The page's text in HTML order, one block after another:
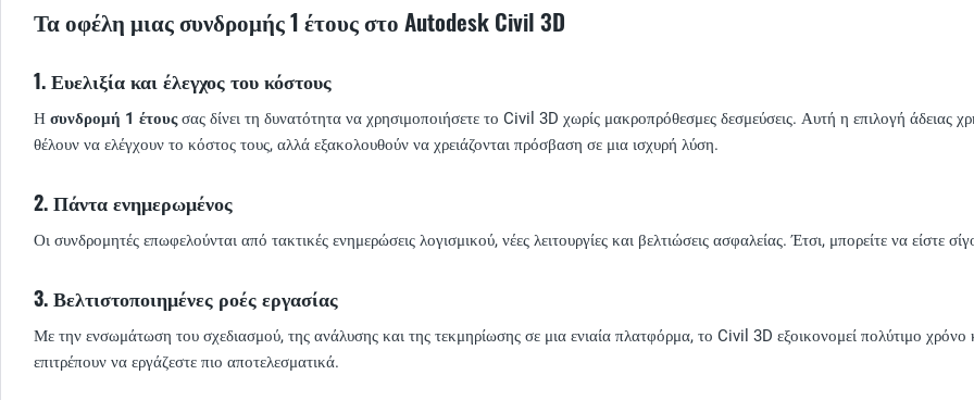
Τα οφέλη μιας συνδρομής 1 έτους στο Autodesk Civil 3D
1. Ευελιξία και έλεγχος του κόστους
Η συνδρομή 1 έτουςσας δίνει τη δυνατότητα να χρησιμοποιήσετε το Civil 3D χωρίς μακροπρόθεσμες δεσμεύσεις. Αυτή η επιλογή άδειας
θέλουν να ελέγχουν το κόστος τους, αλλά εξακολουθούν να χρειάζονται πρόσβαση σε μια ισχυρή λύση.
2. Πάντα ενημερωμένος
Οι συνδρομητές επωφελούνται από τακτικές ενημερώσεις λογισμικού, νέες λειτουργίες και βελτιώσεις ασφαλείας. Έτσι, μπορείτε να είστε
3. Βελτιστοποιημένες ροές εργασίας
Με την ενσωμάτωση του σχεδιασμού, της ανάλυσης και της τεκμηρίωσης σε μια ενιαία πλατφόρμα, το Civil 3D εξοικονομεί πολύτιμο χρόνο
επιτρέπουν να εργάζεστε πιο αποτελεσματικά.